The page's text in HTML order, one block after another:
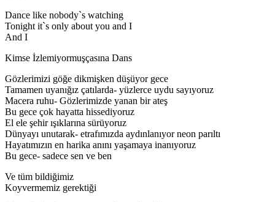
Dance like nobody`s watching
Tonight it`s only about you and I
And I
Kimse İzlemiyormuşçasına Dans
Gözlerimizi göğe dikmişken düşüyor gece
Tamamen uyanığız çatılarda- yüzlerce uydu sayıyoruz
Macera ruhu- Gözlerimizde yanan bir ateş
Bu gece çok hayatta hissediyoruz
El ele şehir ışıklarına sürüyoruz
Dünyayı unutarak- etrafımızda aydınlanıyor neon parıltı
Hayatımızın en harika anını yaşamaya inanıyoruz
Bu gece- sadece sen ve ben
Ve tüm bildiğimiz
Koyvermemiz gerektiği